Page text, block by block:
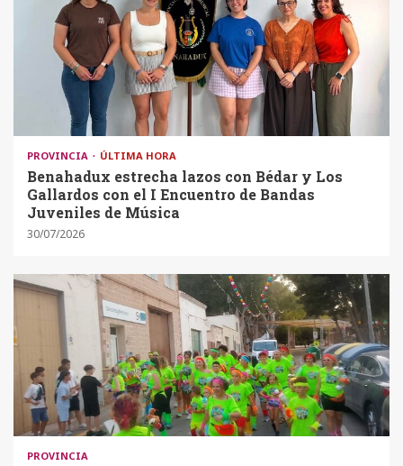
PROVINCIA ÚLTIMA HORA
Benahadux estrecha lazos con Bédar y Los
Gallardos con el I Encuentro de Bandas
Juveniles de Música
30/07/2026
PROVINCIA